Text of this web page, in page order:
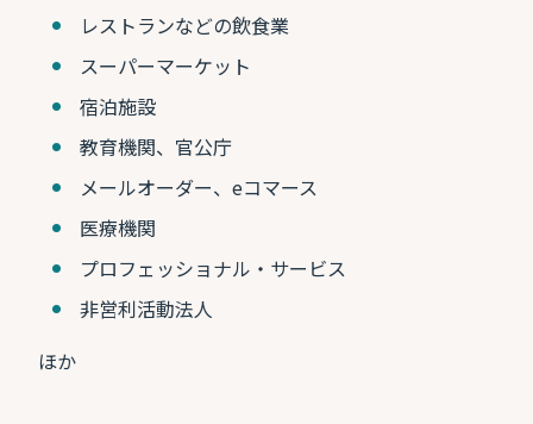
レストランなどの飲食業
スーパーマーケット
宿泊施設
教育機関、官公庁
メールオーダー、eコマース
医療機関
プロフェッショナル・サービス
非営利活動法人
ほか